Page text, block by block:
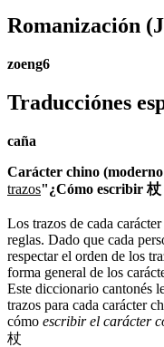
Romanización
zoeng6
Traducciónes
caña
Carácter chino
trazos"¿Cómo escribir 杖
Los trazos de cada
reglas. Dado que cada
respectar el orden de los
forma general de los
Este diccionario cantonés
trazos para cada carácter
cómo escribir el carácter
杖